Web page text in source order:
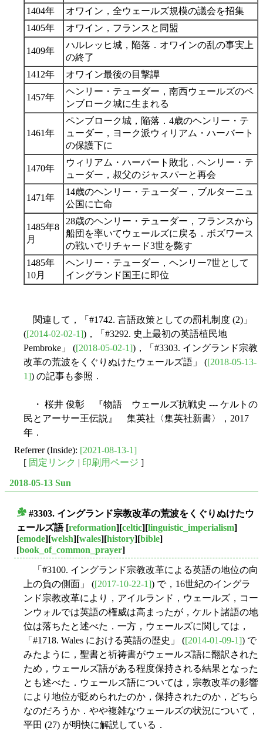
1404年
オワイン，全ウェールズ規模の議会を招集
1405年
オワイン，フランスと同盟
1409年
ハルレッヒ城，陥落．オワインの乱の事実上
の終了
1412年
オワイン最後の目撃譚
1457年
ヘンリー・テューダー，南西ウェールズのペ
ンブローク城に生まれる
1461年
ペンブローク城，陥落．4歳のヘンリー・テ
ューダー，ヨーク派ウィリアム・ハーバート
の保護下に
1470年
ウィリアム・ハーバート敗北．ヘンリー・テ
ューダー，叔父のジャスパーと再会
1471年
14歳のヘンリー・テューダー，ブルターニュ
公国に亡命
1485年8
月
28歳のヘンリー・テューダー，フランスから
船団を率いてウェールズに戻る．ボズワース
の戦いでリチャード3世を斃す
1485年
10月
ヘンリー・テューダー，ヘンリー7世として
イングランド国王に即位
関連して，「#1742. 言語政策としての罰札制度 (2)」
([2014-02-02-1])，「#3292. 史上最初の英語植民地
Pembroke」 ([2018-05-02-1])，「#3303. イングランド宗教
改革の荒波をくぐりぬけたウェールズ語」 ([2018-05-13-
1]) の記事も参照．
・ 桜井 俊彰 『物語 ウェールズ抗戦史 --- ケルトの
民とアーサー王伝説』 集英社〈集英社新書〉，2017
年．
Referrer (Inside): [2021-08-13-1]
[ 固定リンク | 印刷用ページ ]
2018-05-13 Sun
#3303. イングランド宗教改革の荒波をくぐりぬけたウ
ェールズ語[reformation][celtic][linguistic_imperialism]
[emode][welsh][wales][history][bible]
[book_of_common_prayer]
「#3100. イングランド宗教改革による英語の地位の向
上の負の側面」 ([2017-10-22-1]) で，16世紀のイングラ
ンド宗教改革により，アイルランド，ウェールズ，コー
ンウォルでは英語の権威は高まったが，ケルト諸語の地
位は落ちたと述べた．一方，ウェールズに関しては，
「#1718. Wales における英語の歴史」 ([2014-01-09-1]) で
みたように，聖書と祈祷書がウェールズ語に翻訳された
ため，ウェールズ語がある程度保持される結果となった
とも述べた．ウェールズ語については，宗教改革の影響
により地位が貶められたのか，保持されたのか，どちら
なのだろうか．やや複雑なウェールズの状況について，
平田 (27) が明快に解説している．